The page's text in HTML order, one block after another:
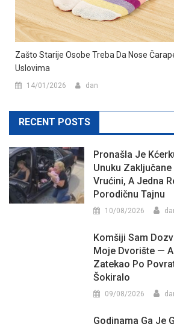
Zašto Starije Osobe Treba Da Nose
Uslovima
14/01/2026 dan
RECENT POSTS
Pronašla Je
Unuku
Vrućini, A Jedna
Porodičnu Tajnu
10/08/2026
Komšiji Sam
Moje Dvorište —
Zatekao Po
Šokiralo
09/08/2026
Godinama Ga Je